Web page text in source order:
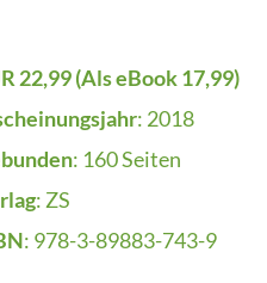
22,99 (Als eBook 17,99)
: 2018
: 160 Seiten
: ZS
: 978-3-89883-743-9